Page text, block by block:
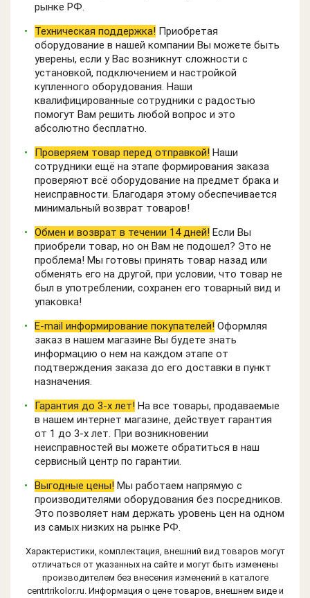
рынке РФ.
Техническая поддержка! Приобретая
оборудование в нашей компании Вы можете быть
уверены, если у Вас возникнут сложности с
установкой, подключением и настройкой
купленного оборудования. Наши
квалифицированные сотрудники с радостью
помогут Вам решить любой вопрос и это
абсолютно бесплатно.
Проверяем товар перед отправкой! Наши
сотрудники ещё на этапе формирования заказа
проверяют всё оборудование на предмет брака и
неисправности. Благодаря этому обеспечивается
минимальный возврат товаров!
Обмен и возврат в течении 14 дней! Если Вы
приобрели товар, но он Вам не подошел? Это не
проблема! Мы готовы принять товар назад или
обменять его на другой, при условии, что товар не
был в употреблении, сохранен его товарный вид и
упаковка!
E-mail информирование покупателей! Оформляя
заказ в нашем магазине Вы будете знать
информацию о нем на каждом этапе от
подтверждения заказа до его доставки в пункт
назначения.
Гарантия до 3-х лет! На все товары, продаваемые
в нашем интернет магазине, действует гарантия
от 1 до 3-х лет. При возникновении
неисправностей вы можете обратиться в наш
сервисный центр по гарантии.
Выгодные цены! Мы работаем напрямую с
производителями оборудования без посредников.
Это позволяет нам держать уровень цен на одном
из самых низких на рынке РФ.
Характеристики, комплектация, внешний вид товаров могут
отличаться от указанных на сайте и могут быть изменены
производителем без внесения изменений в каталоге
centrtrikolor.ru. Информация о цене товаров, внешнем виде и